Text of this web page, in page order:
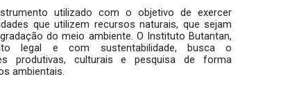
utilizado com o objetivo de exercer
que utilizem recursos naturais, que sejam
do meio ambiente. O Instituto Butantan,
legal e com sustentabilidade, busca o
produtivas, culturais e pesquisa de forma
ambientais.